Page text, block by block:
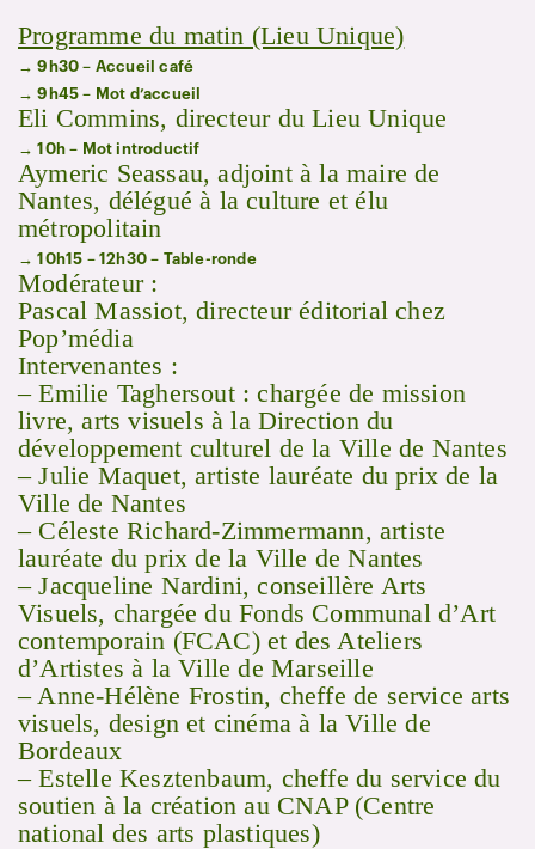
Programme du matin (Lieu Unique)
→ 9h30 – Accueil café
→ 9h45 – Mot d’accueil
Eli Commins, directeur du Lieu Unique
→ 10h – Mot introductif
Aymeric Seassau, adjoint à la maire de
Nantes, délégué à la culture et élu
métropolitain
→ 10h15 – 12h30 – Table-ronde
Modérateur :
Pascal Massiot, directeur éditorial chez
Pop’média
Intervenantes :
– Emilie Taghersout : chargée de mission
livre, arts visuels à la Direction du
développement culturel de la Ville de Nantes
– Julie Maquet, artiste lauréate du prix de la
Ville de Nantes
– Céleste Richard-Zimmermann, artiste
lauréate du prix de la Ville de Nantes
– Jacqueline Nardini, conseillère Arts
Visuels, chargée du Fonds Communal d’Art
contemporain (FCAC) et des Ateliers
d’Artistes à la Ville de Marseille
– Anne-Hélène Frostin, cheffe de service arts
visuels, design et cinéma à la Ville de
Bordeaux
– Estelle Kesztenbaum, cheffe du service du
soutien à la création au CNAP (Centre
national des arts plastiques)